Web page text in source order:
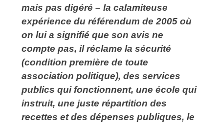
mais pas digéré – la calamiteuse
expérience du référendum de 2005 où
on lui a signifié que son avis ne
compte pas, il réclame la sécurité
(condition première de toute
association politique), des services
publics qui fonctionnent, une école qui
instruit, une juste répartition des
recettes et des dépenses publiques, le